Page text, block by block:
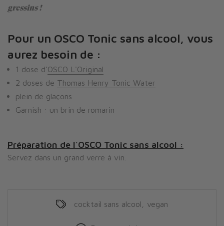
gressins !
Pour un OSCO Tonic sans alcool, vous
aurez besoin de :
1 dose d’OSCO L'Original
2 doses de Thomas Henry Tonic Water
plein de glaçons
Garnish : un brin de romarin
Préparation de l'OSCO Tonic sans alcool :
Servez dans un grand verre à vin.
cocktail sans alcool vegan